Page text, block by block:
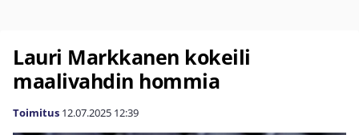
Lauri Markkanen kokeili
maalivahdin hommia
Toimitus 12.07.2025 12:39